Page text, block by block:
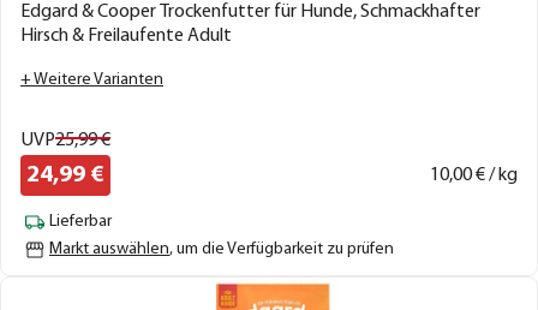
Edgard & Cooper Trockenfutter für Hunde, Schmackhafter
Hirsch & Freilaufente Adult
+ Weitere Varianten
UVP25,99€
24,99 € 10,00€ / kg
Lieferbar
Markt auswählen, um die Verfügbarkeit zu prüfen